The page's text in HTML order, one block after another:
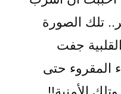
تلك الصورة
جفت
المقروء حتى